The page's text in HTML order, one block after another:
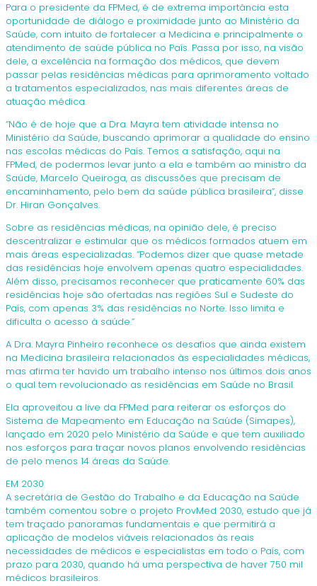
Para o presidente da FPMed, é de extrema importância esta
oportunidade de diálogo e proximidade junto ao Ministério da
Saúde, com intuito de fortalecer a Medicina e principalmente o
atendimento de saúde pública no País. Passa por isso, na visão
dele, a excelência na formação dos médicos, que devem
passar pelas residências médicas para aprimoramento voltado
a tratamentos especializados, nas mais diferentes áreas de
atuação médica.
“Não é de hoje que a Dra. Mayra tem atividade intensa no
Ministério da Saúde, buscando aprimorar a qualidade do ensino
nas escolas médicas do País. Temos a satisfação, aqui na
FPMed, de podermos levar junto a ela e também ao ministro da
Saúde, Marcelo Queiroga, as discussões que precisam de
encaminhamento, pelo bem da saúde pública brasileira”, disse
Dr. Hiran Gonçalves.
Sobre as residências médicas, na opinião dele, é preciso
descentralizar e estimular que os médicos formados atuem em
mais áreas especializadas. “Podemos dizer que quase metade
das residências hoje envolvem apenas quatro especialidades.
Além disso, precisamos reconhecer que praticamente 60% das
residências hoje são ofertadas nas regiões Sul e Sudeste do
País, com apenas 3% das residências no Norte. Isso limita e
dificulta o acesso à saúde.”
A Dra. Mayra Pinheiro reconhece os desafios que ainda existem
na Medicina brasileira relacionados às especialidades médicas,
mas afirma ter havido um trabalho intenso nos últimos dois anos
o qual tem revolucionado as residências em Saúde no Brasil.
Ela aproveitou a live da FPMed para reiterar os esforços do
Sistema de Mapeamento em Educação na Saúde (Simapes),
lançado em 2020 pelo Ministério da Saúde e que tem auxiliado
nos esforços para traçar novos planos envolvendo residências
de pelo menos 14 áreas da Saúde.
EM 2030
A secretária de Gestão do Trabalho e da Educação na Saúde
também comentou sobre o projeto ProvMed 2030, estudo que já
tem traçado panoramas fundamentais e que permitirá a
aplicação de modelos viáveis relacionados às reais
necessidades de médicos e especialistas em todo o País, com
prazo para 2030, quando há uma perspectiva de haver 750 mil
médicos brasileiros.